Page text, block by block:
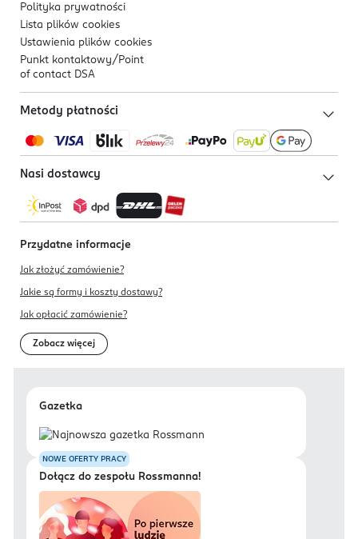
Polityka prywatności
Lista plików cookies
Ustawienia plików cookies
Punkt kontaktowy/ Point
of contact DSA
Metody płatności
Nasi dostawcy
Przydatne informacje
Jak złożyć zamówienie?
Jakie są formy i koszty dostawy?
Jak opłacić zamówienie?
Zobacz więcej
Gazetka
NOWE OFERTY PRACY
Dołącz do zespołu Rossmanna!